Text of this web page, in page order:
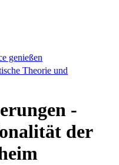
genießen
Theorie und
-
der